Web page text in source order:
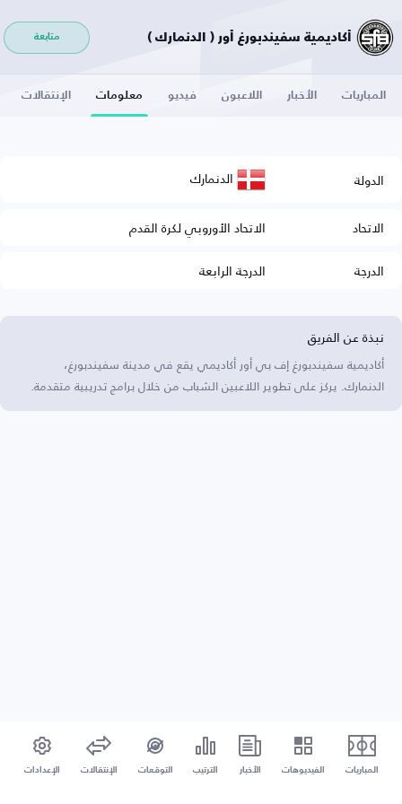
أكاديمية سفيندبورغ أور ( الدنمارك ) متابعة
المباريات الأخبار اللاعبون فيديو معلومات الإنتقالات
الدولة الدنمارك
الاتحاد
الاتحاد الأوروبي لكرة القدم
الدرجة
الدرجة الرابعة
نبذة عن الفريق
أكاديمية سفيندبورغ إف بي أور أكاديمي يقع في مدينة سفيندبورغ،
الدنمارك. يركز على تطوير اللاعبين الشباب من خلال برامج تدريبية متقدمة.
المباريات الفيديوهات الأخبار الترتيب التوقعات الإنتقالات الإعدادات